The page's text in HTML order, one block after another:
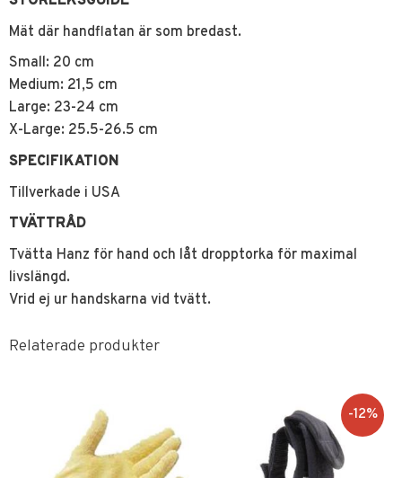
Mät där handflatan är som bredast.
Small: 20 cm
Medium: 21,5 cm
Large: 23-24 cm
X-Large: 25.5-26.5 cm
SPECIFIKATION
Tillverkade i USA
TVÄTTRÅD
Tvätta Hanz för hand och låt dropptorka för maximal
livslängd.
Vrid ej ur handskarna vid tvätt.
Relaterade produkter
12%